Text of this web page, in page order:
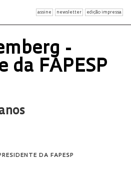
assine newsletter edição impressa
-
da FAPESP
DA FAPESP